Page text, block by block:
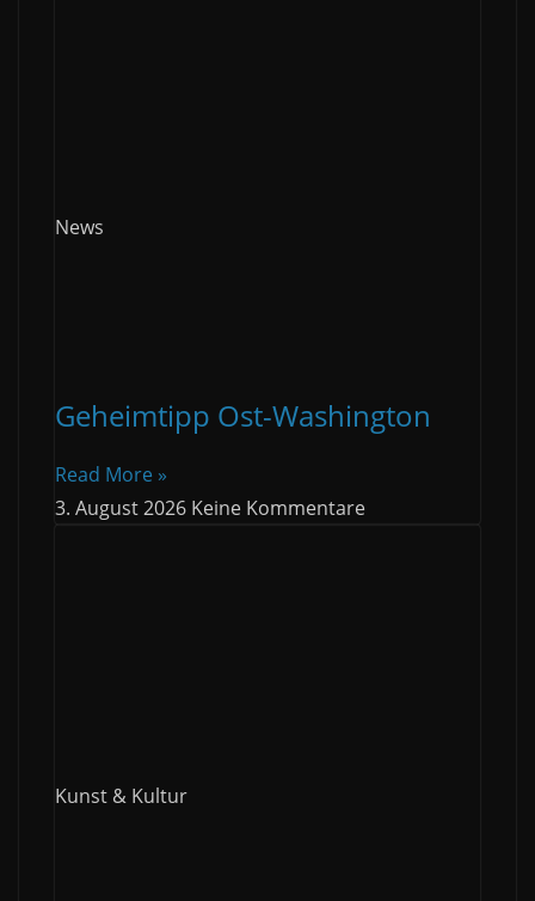
News
Geheimtipp Ost-Washington
Read More »
3. August 2026 Keine Kommentare
Kunst & Kultur